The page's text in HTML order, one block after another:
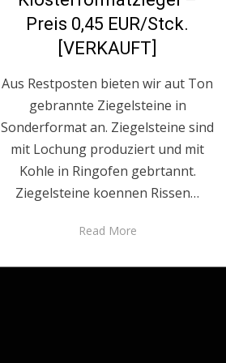
Preis 0,45 EUR/Stck.
[VERKAUFT]
Aus Restposten bieten wir aut Ton
gebrannte Ziegelsteine in
Sonderformat an. Ziegelsteine sind
mit Lochung produziert und mit
Kohle in Ringofen gebrtannt.
Ziegelsteine koennen Rissen…
Read More